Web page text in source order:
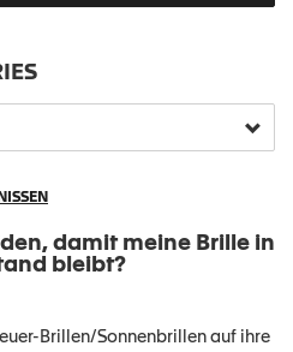
damit meine Brille in
bleibt?
Brillen/Sonnenbrillen auf ihre